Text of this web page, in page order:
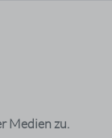
Medien zu.